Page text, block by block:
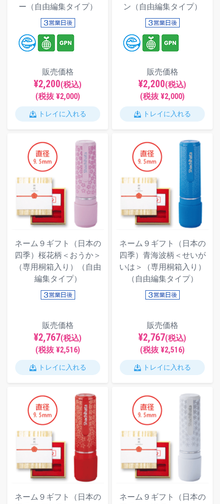
ー（自由編集タイプ）
販売価格
¥2,200(税込)
(税抜 ¥2,000)
トレイに入れる
ン（自由編集タイプ）
販売価格
¥2,200(税込)
(税抜 ¥2,000)
トレイに入れる
ネーム９ギフト（日本の
四季）桜花柄＜おうか＞
（専用桐箱入り）（自由
編集タイプ）
販売価格
¥2,767(税込)
(税抜 ¥2,516)
トレイに入れる
ネーム９ギフト（日本の
四季）青海波柄＜せいが
いは＞（専用桐箱入り）
（自由編集タイプ）
販売価格
¥2,767(税込)
(税抜 ¥2,516)
トレイに入れる
ネーム９ギフト（日本の
ネーム９ギフト（日本の